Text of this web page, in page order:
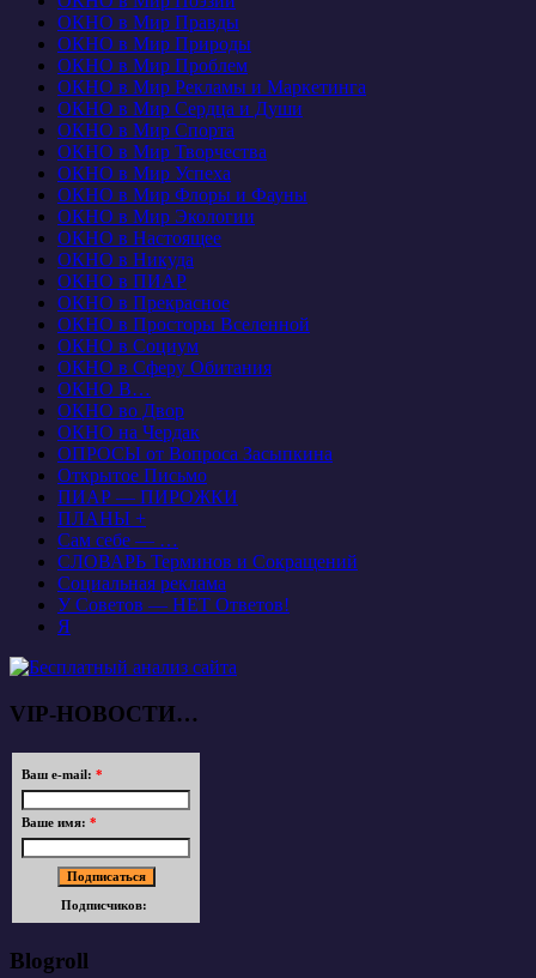
ОКНО в Мир Правды
ОКНО в Мир Природы
ОКНО в Мир Проблем
ОКНО в Мир Рекламы и Маркетинга
ОКНО в Мир Сердца и Души
ОКНО в Мир Спорта
ОКНО в Мир Творчества
ОКНО в Мир Успеха
ОКНО в Мир Флоры и Фауны
ОКНО в Мир Экологии
ОКНО в Настоящее
ОКНО в Никуда
ОКНО в ПИАР
ОКНО в Прекрасное
ОКНО в Просторы Вселенной
ОКНО в Социум
ОКНО в Сферу Обитания
ОКНО В…
ОКНО во Двор
ОКНО на Чердак
ОПРОСЫ от Вопроса Засыпкина
Открытое Письмо
ПИАР — ПИРОЖКИ
ПЛАНЫ +
Сам себе — …
СЛОВАРЬ Терминов и Сокращений
Социальная реклама
У Советов — НЕТ Ответов!
Я
VIP-НОВОСТИ…
Ваш e-mail: *
Ваше имя: *
Подписчиков:
Blogroll